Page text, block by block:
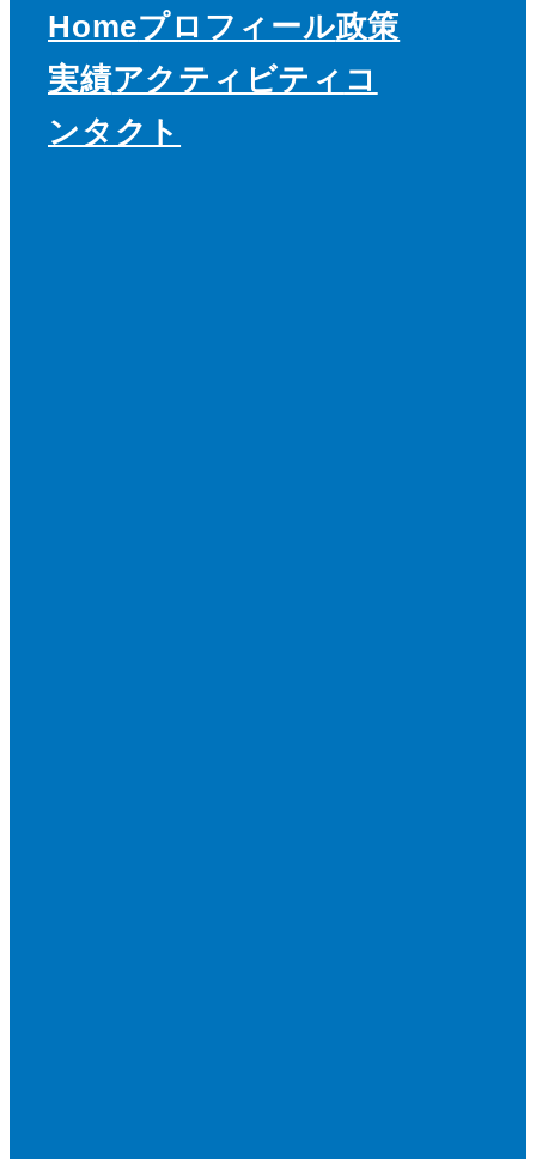
Homeプロフィール政策
実績アクティビティ コ
ンタクト